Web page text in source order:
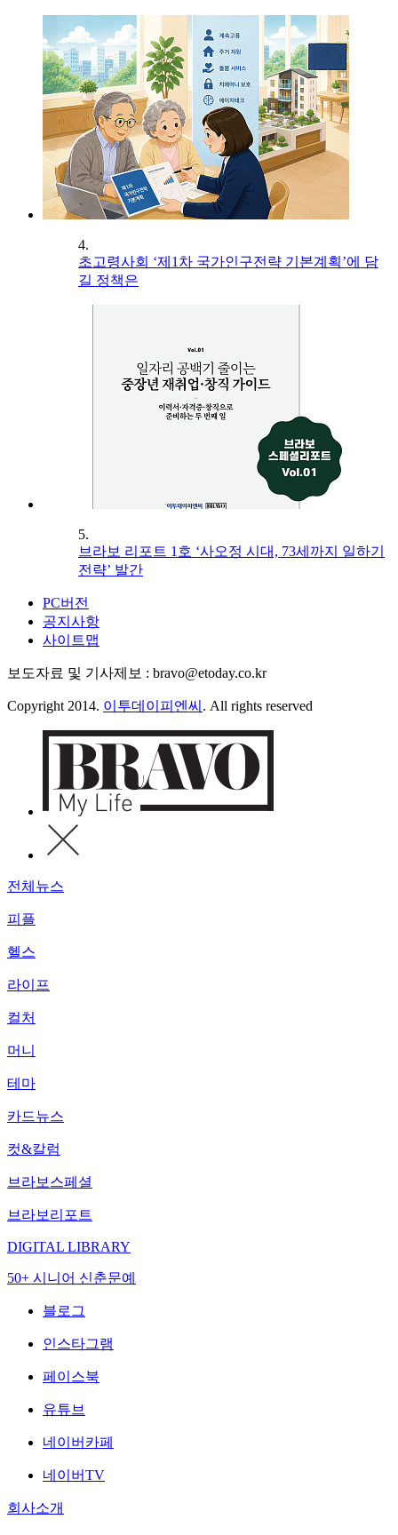
4.
초고령사회 ‘제1차 국가인구전략 기본계획’에 담
길 정책은
5.
브라보 리포트 1호 ‘사오정 시대, 73세까지 일하기
전략’ 발간
PC버전
공지사항
사이트맵
보도자료 및 기사제보 : bravo@etoday.co.kr
Copyright 2014. 이투데이피엔씨 . All rights reserved
전체뉴스
피플
헬스
라이프
컬처
머니
테마
카드뉴스
컷&칼럼
브라보스페셜
브라보리포트
DIGITAL LIBRARY
50+ 시니어 신춘문예
블로그
인스타그램
페이스북
유튜브
네이버카페
네이버TV
회사소개